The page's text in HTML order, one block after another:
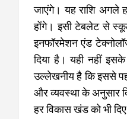
जाएंगे। यह राशि अगले
होंगे। इसी टेबलेट से
इनफॉरमेशन एंड
दिया है। यही नहीं
उल्लेखनीय है कि इससे
और व्यवस्था के अनुसार
हर विकास खंड को भी